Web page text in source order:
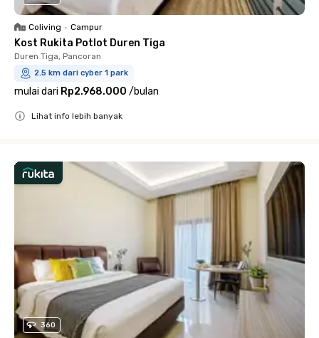
Coliving • Campur
Kost Rukita Potlot Duren Tiga
Duren Tiga, Pancoran
2.5 km dari cyber 1 park
mulai dari Rp2.968.000 /bulan
Lihat info lebih banyak
360